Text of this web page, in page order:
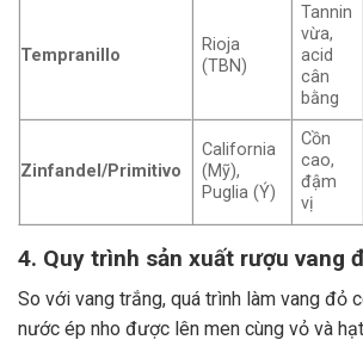
Tempranillo
Rioja
(TBN)
Tannin
vừa,
acid
cân
bằng
Zinfandel/Primitivo
California
(Mỹ),
Puglia (Ý)
Cồn
cao,
đậm
vị
4. Quy trình sản xuất rượu vang
So với vang trắng, quá trình làm vang đỏ
nước ép nho được lên men cùng vỏ và